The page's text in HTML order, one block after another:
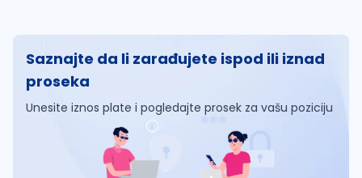
Saznajte da li zarađujete ispod ili iznad
proseka
Unesite iznos plate i pogledajte prosek za vašu poziciju